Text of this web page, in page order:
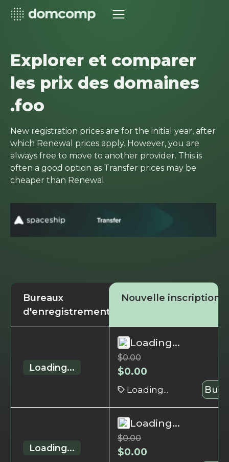
Explorer et comparer
les prix des domaines
.foo
New registration prices are for the initial year, after
which Renewal prices apply. However, you are
always free to move to another provider. This is
often a good option as Transfer prices may be
cheaper than Renewal
Bureaux
d'enregistrement
Nouvelle inscription
Loading...
Loading...
$0.00
$0.00
Loading... Buy
Loading...
Loading...
$0.00
$0.00